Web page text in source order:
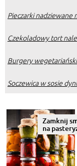
Pieczarki nadziewane
Czekoladowy tort
Burgery
Soczewica w sosie
Zamknij
na